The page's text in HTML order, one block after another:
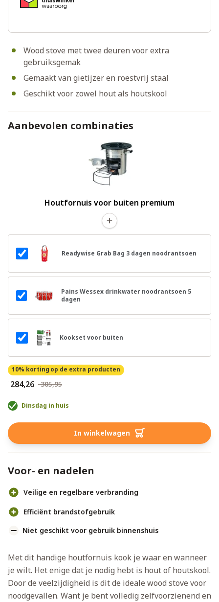
Wood stove met twee deuren voor extra
gebruiksgemak
Gemaakt van gietijzer en roestvrij staal
Geschikt voor zowel hout als houtskool
Aanbevolen combinaties
Houtfornuis voor buiten premium
Readywise Grab Bag 3 dagen noodrantsoen
Pains Wessex drinkwater noodrantsoen 5
dagen
Kookset voor buiten
10% korting op de extra producten
€ 284,26 € 305,95
Dinsdag in huis
In winkelwagen
Voor- en nadelen
Veilige en regelbare verbranding
Efficiënt brandstofgebruik
Niet geschikt voor gebruik binnenshuis
Met dit handige houtfornuis kook je waar en wanneer
je wilt. Het enige dat je nodig hebt is hout of houtskool.
Door de veelzijdigheid is dit de ideale wood stove voor
noodgevallen. Want je bent volledig zelfvoorzienend en